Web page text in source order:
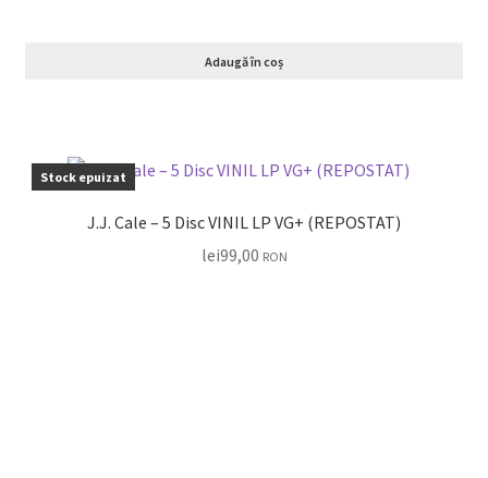
Adaugă în coș
Stock epuizat
J.J. Cale – 5 Disc VINIL LP VG+ (REPOSTAT)
lei99,00 RON